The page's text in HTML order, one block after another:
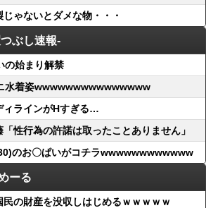
ゃないとダメな物・・・
ぶし速報-
の始まり解禁
水着姿wwwwwwwwwwwwwww
ィラインがHすぎる…
「性行為の許諾は取ったことありません」
のお〇ぱいがコチラwwwwwwwwwwww
ーる
民の財産を没収しはじめるｗｗｗｗｗ